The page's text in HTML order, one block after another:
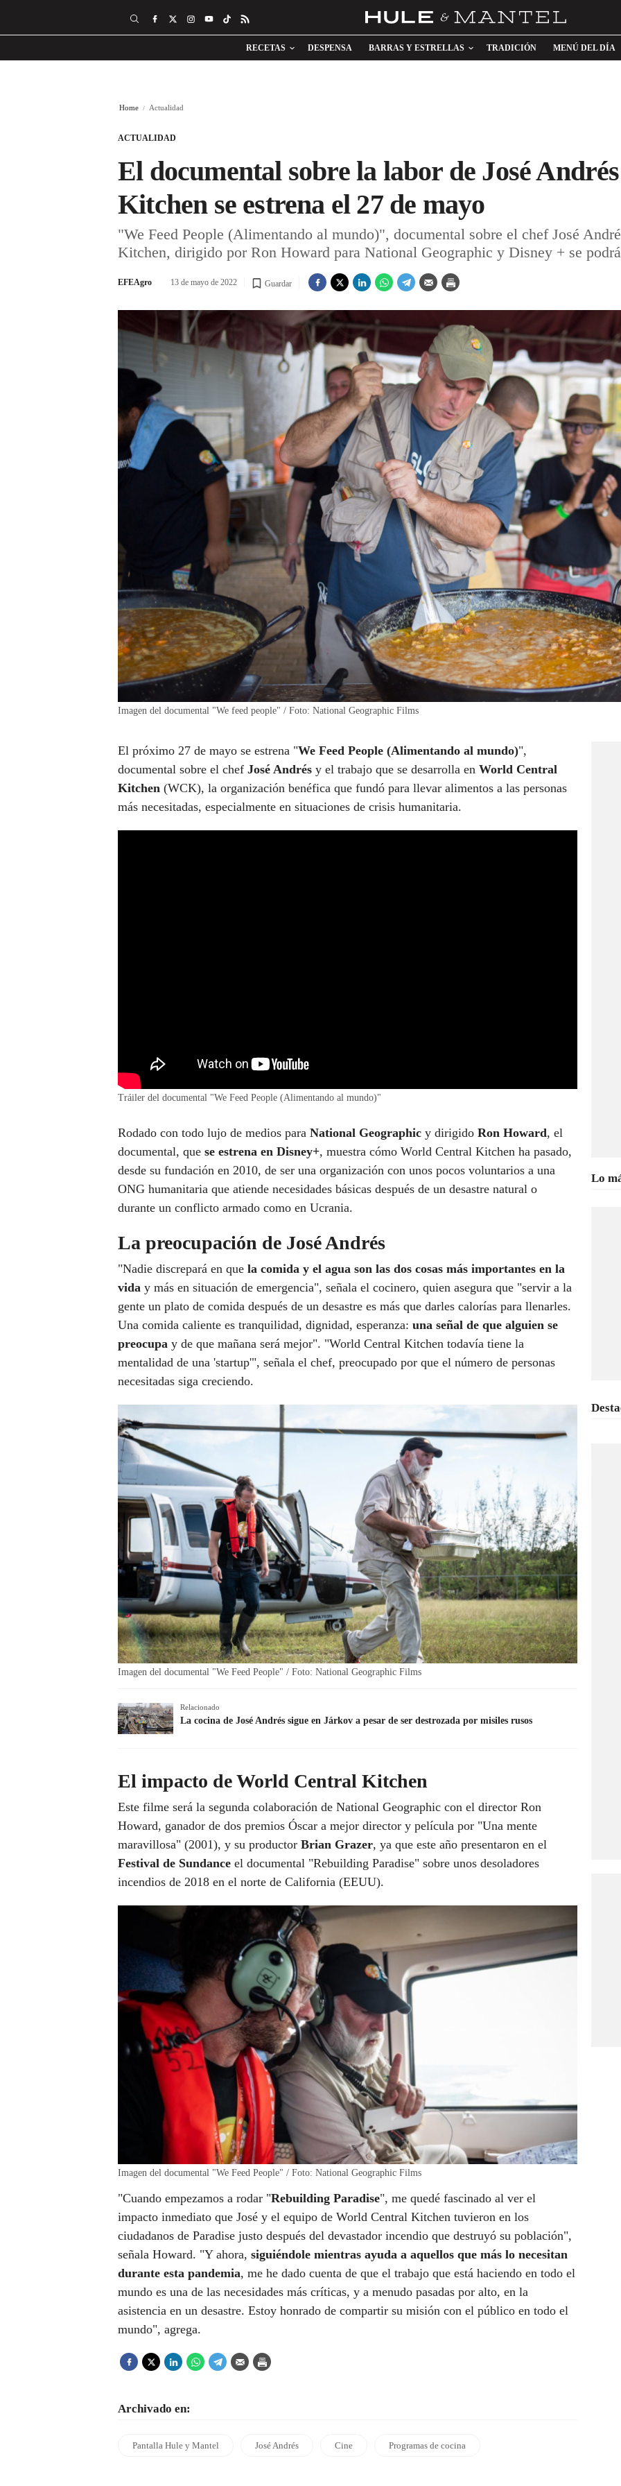
RECETAS DESPENSA BARRAS Y ESTRELLAS TRADICIÓN MENÚ DEL DÍA
Home Actualidad
ACTUALIDAD
El documental sobre la labor de José
Kitchen se estrena el 27 de mayo
"We Feed People (Alimentando al mundo)", documental sobre el chef José
Kitchen, dirigido por Ron Howard para National Geographic y Disney + se
EFEAgro 13 de mayo de 2022 Guardar
Imagen del documental "We feed people" / Foto: National Geographic Films
El próximo 27 de mayo se estrena "We Feed People (Alimentando al mundo)",
documental sobre el chef José Andrés y el trabajo que se desarrolla en World Central
Kitchen (WCK), la organización benéfica que fundó para llevar alimentos a las personas
más necesitadas, especialmente en situaciones de crisis humanitaria.
Tráiler del documental "We Feed People (Alimentando al mundo)"
Rodado con todo lujo de medios para National Geographic y dirigido Ron Howard, el
documental, que se estrena en Disney+, muestra cómo World Central Kitchen ha pasado,
desde su fundación en 2010, de ser una organización con unos pocos voluntarios a una
ONG humanitaria que atiende necesidades básicas después de un desastre natural o
durante un conflicto armado como en Ucrania.
La preocupación de José Andrés
"Nadie discrepará en que la comida y el agua son las dos cosas más importantes en la
vida y más en situación de emergencia", señala el cocinero, quien asegura que "servir a la
gente un plato de comida después de un desastre es más que darles calorías para llenarles.
Una comida caliente es tranquilidad, dignidad, esperanza: una señal de que alguien se
preocupa y de que mañana será mejor". "World Central Kitchen todavía tiene la
mentalidad de una 'startup'", señala el chef, preocupado por que el número de personas
necesitadas siga creciendo.
Imagen del documental "We Feed People" / Foto: National Geographic Films
Relacionado
La cocina de José Andrés sigue en Járkov a pesar de ser destrozada por misiles rusos
El impacto de World Central Kitchen
Este filme será la segunda colaboración de National Geographic con el director Ron
Howard, ganador de dos premios Óscar a mejor director y película por "Una mente
maravillosa" (2001), y su productor Brian Grazer, ya que este año presentaron en el
Festival de Sundance el documental "Rebuilding Paradise" sobre unos desoladores
incendios de 2018 en el norte de California (EEUU).
Imagen del documental "We Feed People" / Foto: National Geographic Films
"Cuando empezamos a rodar "Rebuilding Paradise", me quedé fascinado al ver el
impacto inmediato que José y el equipo de World Central Kitchen tuvieron en los
ciudadanos de Paradise justo después del devastador incendio que destruyó su población",
señala Howard. "Y ahora, siguiéndole mientras ayuda a aquellos que más lo necesitan
durante esta pandemia, me he dado cuenta de que el trabajo que está haciendo en todo el
mundo es una de las necesidades más críticas, y a menudo pasadas por alto, en la
asistencia en un desastre. Estoy honrado de compartir su misión con el público en todo el
mundo", agrega.
Archivado en:
Pantalla Hule y Mantel José Andrés Cine Programas de cocina
Lo